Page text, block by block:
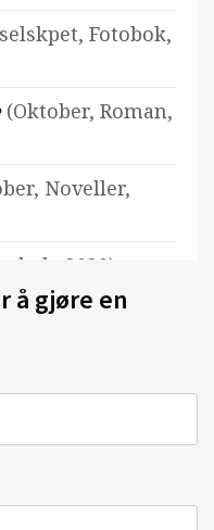
Fotobok,
(Oktober, Roman,
Noveller,
2020)
2020)
med Helge
Noveller,
gjøre en